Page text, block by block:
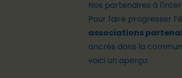
Nos partenaires à
Pour faire progresser
associations
ancrés dans la
voici un aperçu: